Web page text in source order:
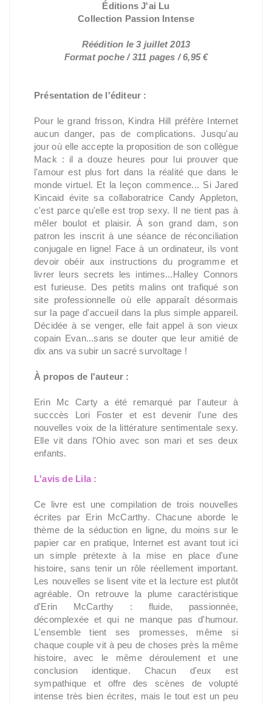
Éditions J'ai Lu
Collection Passion Intense
Réédition le 3 juillet 2013
Format poche / 311 pages / 6,95 €
Présentation de l'éditeur :
Pour le grand frisson, Kindra Hill préfère Internet
aucun danger, pas de complications. Jusqu'au
jour où elle accepte la proposition de son collègue
Mack : il a douze heures pour lui prouver que
l'amour est plus fort dans la réalité que dans le
monde virtuel. Et la leçon commence... Si Jared
Kincaid évite sa collaboratrice Candy Appleton,
c'est parce qu'elle est trop sexy. Il ne tient pas à
mêler boulot et plaisir. À son grand dam, son
patron les inscrit à une séance de réconciliation
conjugale en ligne! Face à un ordinateur, ils vont
devoir obéir aux instructions du programme et
livrer leurs secrets les intimes...Halley Connors
est furieuse. Des petits malins ont trafiqué son
site professionnelle où elle apparaît désormais
sur la page d'accueil dans la plus simple appareil.
Décidée à se venger, elle fait appel à son vieux
copain Evan...sans se douter que leur amitié de
dix ans va subir un sacré survoltage !
À propos de l'auteur :
Erin Mc Carty a été remarqué par l'auteur à
succcès Lori Foster et est devenir l'une des
nouvelles voix de la littérature sentimentale sexy.
Elle vit dans l'Ohio avec son mari et ses deux
enfants.
L'avis de Lila :
Ce livre est une compilation de trois nouvelles
écrites par Erin McCarthy. Chacune aborde le
thème de la séduction en ligne, du moins sur le
papier car en pratique, Internet est avant tout ici
un simple prétexte à la mise en place d'une
histoire, sans tenir un rôle réellement important.
Les nouvelles se lisent vite et la lecture est plutôt
agréable. On retrouve la plume caractéristique
d'Erin McCarthy : fluide, passionnée,
décomplexée et qui ne manque pas d'humour.
L'ensemble tient ses promesses, même si
chaque couple vit à peu de choses près la même
histoire, avec le même déroulement et une
conclusion identique. Chacun d'eux est
sympathique et offre des scènes de volupté
intense très bien écrites, mais le tout est un peu